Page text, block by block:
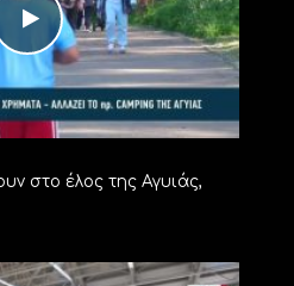
στο έλος της Αγυιάς,